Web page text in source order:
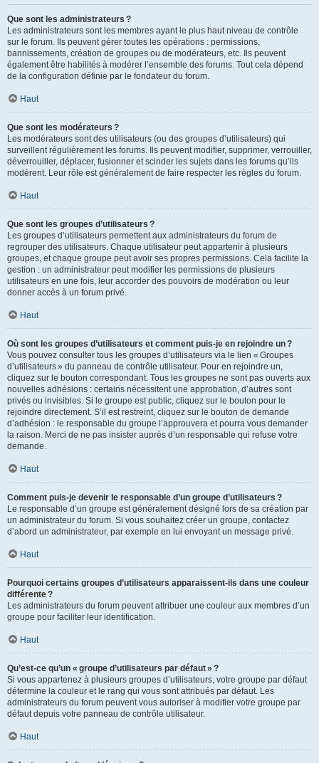
Que sont les administrateurs ?
Les administrateurs sont les membres ayant le plus haut niveau de contrôle
sur le forum. Ils peuvent gérer toutes les opérations : permissions,
bannissements, création de groupes ou de modérateurs, etc. Ils peuvent
également être habilités à modérer l’ensemble des forums. Tout cela dépend
de la configuration définie par le fondateur du forum.
Haut
Que sont les modérateurs ?
Les modérateurs sont des utilisateurs (ou des groupes d’utilisateurs) qui
surveillent régulièrement les forums. Ils peuvent modifier, supprimer, verrouiller,
déverrouiller, déplacer, fusionner et scinder les sujets dans les forums qu’ils
modèrent. Leur rôle est généralement de faire respecter les règles du forum.
Haut
Que sont les groupes d’utilisateurs ?
Les groupes d’utilisateurs permettent aux administrateurs du forum de
regrouper des utilisateurs. Chaque utilisateur peut appartenir à plusieurs
groupes, et chaque groupe peut avoir ses propres permissions. Cela facilite la
gestion : un administrateur peut modifier les permissions de plusieurs
utilisateurs en une fois, leur accorder des pouvoirs de modération ou leur
donner accès à un forum privé.
Haut
Où sont les groupes d’utilisateurs et comment puis-je en rejoindre un ?
Vous pouvez consulter tous les groupes d’utilisateurs via le lien « Groupes
d’utilisateurs » du panneau de contrôle utilisateur. Pour en rejoindre un,
cliquez sur le bouton correspondant. Tous les groupes ne sont pas ouverts aux
nouvelles adhésions : certains nécessitent une approbation, d’autres sont
privés ou invisibles. Si le groupe est public, cliquez sur le bouton pour le
rejoindre directement. S’il est restreint, cliquez sur le bouton de demande
d’adhésion : le responsable du groupe l’approuvera et pourra vous demander
la raison. Merci de ne pas insister auprès d’un responsable qui refuse votre
demande.
Haut
Comment puis-je devenir le responsable d’un groupe d’utilisateurs ?
Le responsable d’un groupe est généralement désigné lors de sa création par
un administrateur du forum. Si vous souhaitez créer un groupe, contactez
d’abord un administrateur, par exemple en lui envoyant un message privé.
Haut
Pourquoi certains groupes d’utilisateurs apparaissent-ils dans une couleur
différente ?
Les administrateurs du forum peuvent attribuer une couleur aux membres d’un
groupe pour faciliter leur identification.
Haut
Qu’est-ce qu’un « groupe d’utilisateurs par défaut » ?
Si vous appartenez à plusieurs groupes d’utilisateurs, votre groupe par défaut
détermine la couleur et le rang qui vous sont attribués par défaut. Les
administrateurs du forum peuvent vous autoriser à modifier votre groupe par
défaut depuis votre panneau de contrôle utilisateur.
Haut